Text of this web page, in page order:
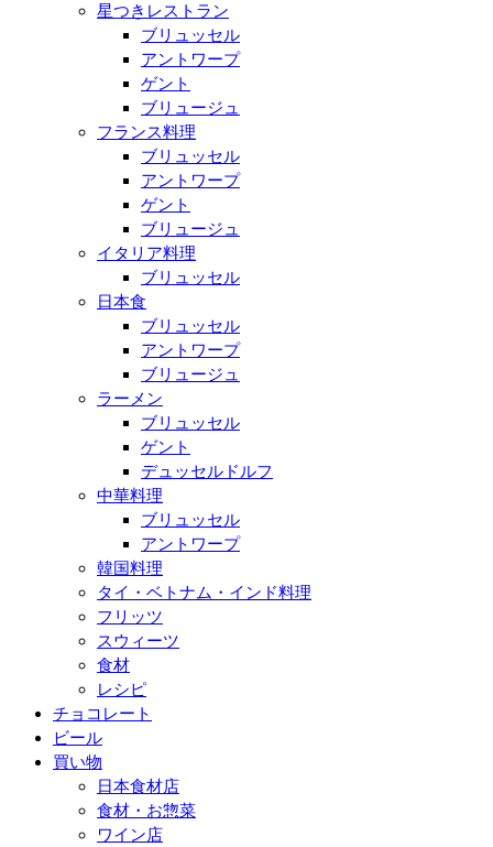
星つきレストラン
ブリュッセル
アントワープ
ゲント
ブリュージュ
フランス料理
ブリュッセル
アントワープ
ゲント
ブリュージュ
イタリア料理
ブリュッセル
日本食
ブリュッセル
アントワープ
ブリュージュ
ラーメン
ブリュッセル
ゲント
デュッセルドルフ
中華料理
ブリュッセル
アントワープ
韓国料理
タイ・ベトナム・インド料理
フリッツ
スウィーツ
食材
レシピ
チョコレート
ビール
買い物
日本食材店
食材・お惣菜
ワイン店